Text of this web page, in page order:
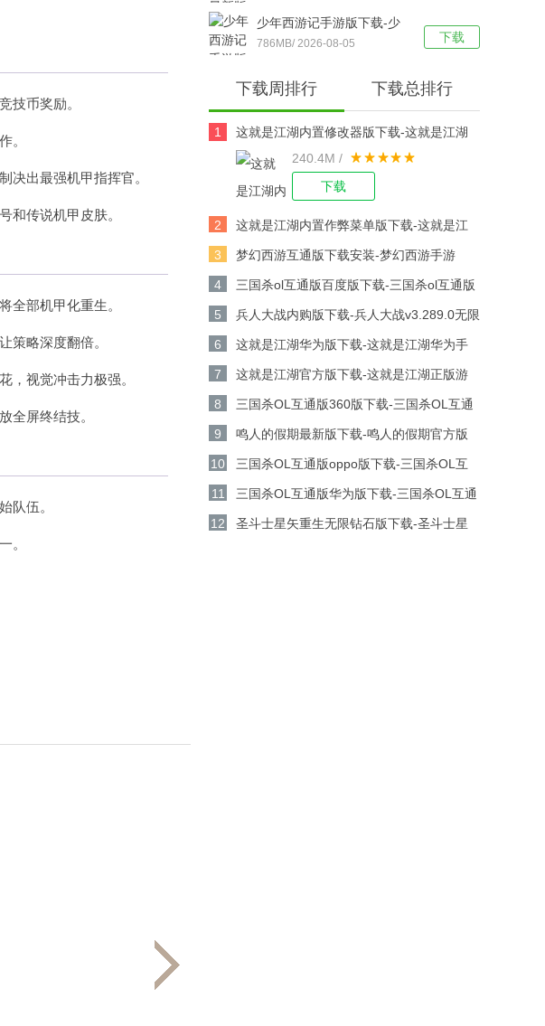
技币奖励。
。
决出最强机甲指挥官。
和传说机甲皮肤。
全部机甲化重生。
策略深度翻倍。
，视觉冲击力极强。
全屏终结技。
队伍。
。
下载
下载
少年西游记手游版下载-少
年西游记 v9.5.03安卓版下
786MB/ 2026-08-05
下载周排行 下载总排行
1
这就是江湖内置修改器版下载-这就是江湖
修改版v14.3.0安卓版下载
240.4M /
下载
2
这就是江湖内置作弊菜单版下载-这就是江
湖作弊版v14.3.0安卓版下载
3
梦幻西游互通版下载安装-梦幻西游手游
v1.567.0安卓版下载
4
三国杀ol互通版百度版下载-三国杀ol互通版
百度游戏v3.9.0安卓版下载
5
兵人大战内购版下载-兵人大战v3.289.0无限
金币钻石版下载
6
这就是江湖华为版下载-这就是江湖华为手
机游戏v14.3.0安卓版下载
7
这就是江湖官方版下载-这就是江湖正版游
戏v14.3.0安卓版下载
8
三国杀OL互通版360版下载-三国杀OL互通
版360客户端v3.9.0安卓版下载
9
鸣人的假期最新版下载-鸣人的假期官方版
v1.23安卓版下载
10
三国杀OL互通版oppo版下载-三国杀OL互
通版oppo手机游戏v3.9.0安卓版下载
11
三国杀OL互通版华为版下载-三国杀OL互通
版华为游戏v3.9.0安卓版下载
12
圣斗士星矢重生无限钻石版下载-圣斗士星